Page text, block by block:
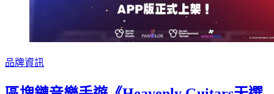
品牌資訊